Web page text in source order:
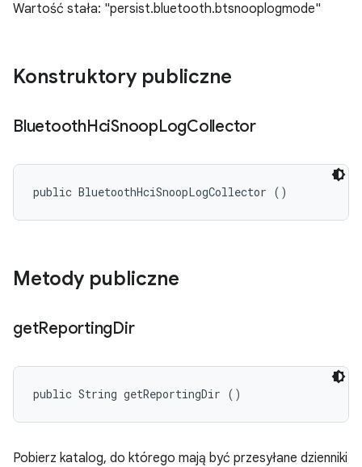
Wartość stała: "persist.bluetooth.btsnooplogmode"
Konstruktory publiczne
BluetoothHciSnoopLogCollector
public BluetoothHciSnoopLogCollector ()
Metody publiczne
getReportingDir
public String getReportingDir ()
Pobierz katalog, do którego mają być przesyłane dzienniki